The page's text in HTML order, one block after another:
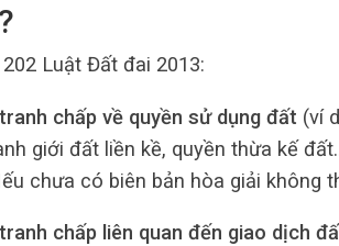
Luật Đất đai 2013:
tranh chấp về quyền sử dụng đất (ví
giới đất liền kề, quyền thừa kế
chưa có biên bản hòa giải không
tranh chấp liên quan đến giao dịch